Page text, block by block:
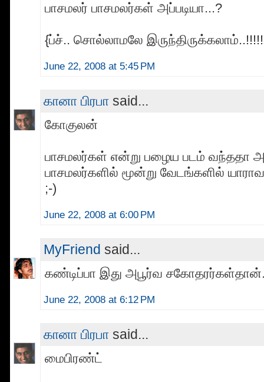
பாசமலர் பாசமலர்கள் அப்படியா...?
{ப்ச்.. சொல்லாமலே
June 22, 2008 at 5:45 PM
கானா பிரபா said...
கோகுலன்
பாசமலர்கள் என்று பழைய படம் வந்ததா
பாசமலர்களில் மூன்று வேடங்களில்
;-)
June 22, 2008 at 6:00 PM
MyFriend said...
கண்டிப்பா இது அபூர்வ
June 22, 2008 at 6:12 PM
கானா பிரபா said...
மைபிரண்ட்